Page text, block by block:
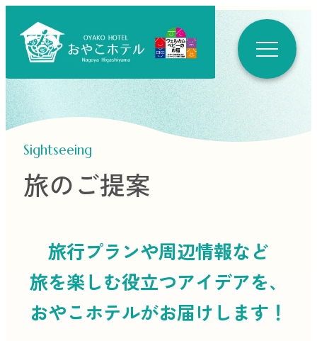
Sightseeing
旅のご提案
旅行プランや周辺情報など
旅を楽しむ役立つアイデアを、
おやこホテルがお届けします！